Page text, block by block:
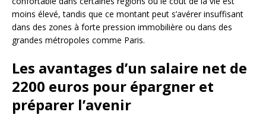
moins élevé, tandis que ce montant peut s’avérer insuffisant
dans des zones à forte pression immobilière ou dans des
grandes métropoles comme Paris.
Les avantages d’un salaire net de
2200 euros pour épargner et
préparer l’avenir